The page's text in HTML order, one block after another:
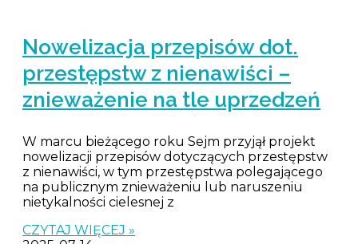
Nowelizacja przepisów dot.
przestępstw z nienawiści –
znieważenie na tle uprzedzeń
W marcu bieżącego roku Sejm przyjął projekt
nowelizacji przepisów dotyczących przestępstw
z nienawiści, w tym przestępstwa polegającego
na publicznym znieważeniu lub naruszeniu
nietykalności cielesnej z
CZYTAJ WIĘCEJ »